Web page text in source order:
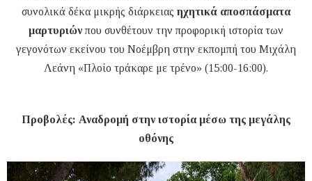
συνολικά δέκα μικρής διάρκειας ηχητικά αποσπάσματα
μαρτυριών που συνθέτουν την προφορική ιστορία των
γεγονότων εκείνου του Νοέμβρη στην εκπομπή του Μιχάλη
Λεάνη «Πλοίο τράκαρε με τρένο» (15:00-16:00).
Προβολές: Αναδρομή στην ιστορία μέσω της μεγάλης
οθόνης